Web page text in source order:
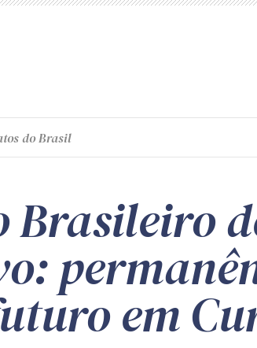
do Brasil
Brasileiro
em